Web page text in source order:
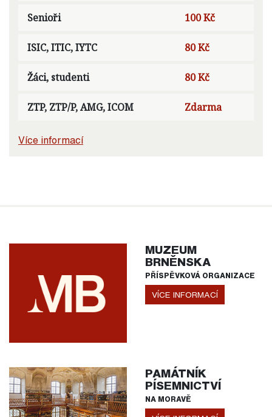
Senioři 100 Kč
ISIC, ITIC, IYTC 80 Kč
Žáci, studenti 80 Kč
ZTP, ZTP/P, AMG, ICOM Zdarma
Více informací
MUZEUM
BRNĚNSKA
PŘÍSPĚVKOVÁ ORGANIZACE
VÍCE INFORMACÍ
PAMÁTNÍK
PÍSEMNICTVÍ
NA MORAVĚ